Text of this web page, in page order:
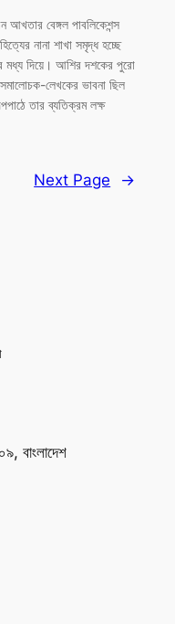
আখতার বেঙ্গল পাবলিকেশন্স
নানা শাখা সমৃদ্ধ হচ্ছে
মধ্য দিয়ে। আশির দশকের পুরো
লেখকের ভাবনা ছিল
তার ব্যতিক্রম লক্ষ
Next Page →
বাংলাদেশ